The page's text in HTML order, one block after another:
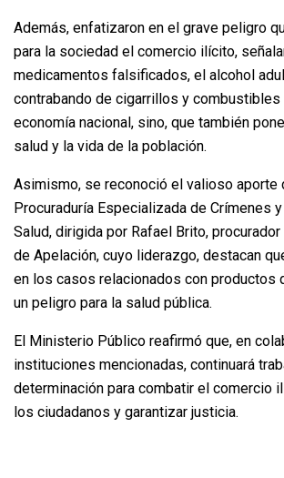
Además, enfatizaron en el grave peligro
para la sociedad el comercio ilícito,
medicamentos falsificados, el alcohol
contrabando de cigarrillos y combustibles
economía nacional, sino, que también
salud y la vida de la población.
Asimismo, se reconoció el valioso aporte
Procuraduría Especializada de Crímenes
Salud, dirigida por Rafael Brito,
de Apelación, cuyo liderazgo, destacan
en los casos relacionados con productos
un peligro para la salud pública.
El Ministerio Público reafirmó que, en
instituciones mencionadas, continuará
determinación para combatir el comercio
los ciudadanos y garantizar justicia.